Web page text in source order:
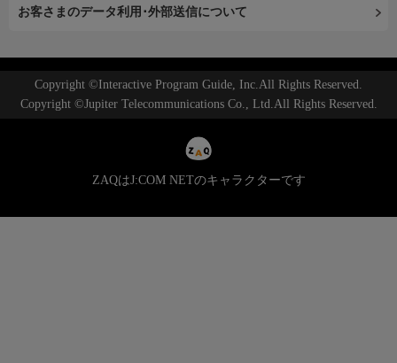
お客さまのデータ利用･外部送信について
Copyright ©Interactive Program Guide, Inc.All Rights Reserved.
Copyright ©Jupiter Telecommunications Co., Ltd.All Rights Reserved.
ZAQはJ:COM NETのキャラクターです